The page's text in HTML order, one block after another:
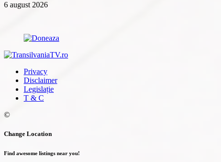
6 august 2026
Privacy
Disclaimer
Legislație
T & C
©
Change Location
Find awesome listings near you!